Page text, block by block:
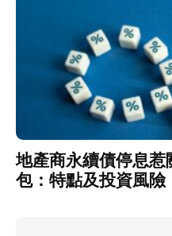
地產商永續債停息
包：特點及投資風險